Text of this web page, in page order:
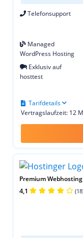
Telefonsupport
Managed
WordPress Hosting
Exklusiv auf
hosttest
Vertragslaufzeit: 12
Tarifdetails
Premium
4,1